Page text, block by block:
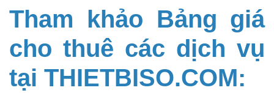
Tham khảo Bảng giá
cho thuê các dịch vụ
tại THIETBISO.COM: